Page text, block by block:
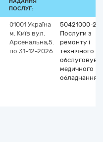
ПОСЛУГ:
01001 Україна
м. Київ вул.
Арсенальна,5.
по 31-12-2026
50421000-2
Послуги з
ремонту і
технічного
медичного
обладнання